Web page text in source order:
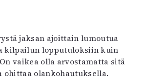
jaksan ajoittain lumoutua
kilpailun lopputuloksiin kuin
vaikea olla arvostamatta sitä
ohittaa olankohautuksella.